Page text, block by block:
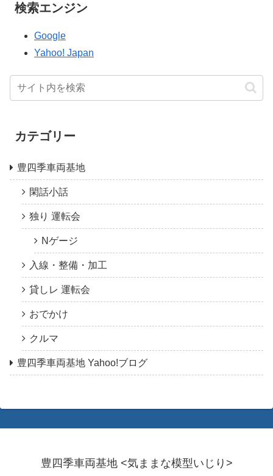
検索エンジン
Google
Yahoo! Japan
カテゴリー
豊四季車両基地
閑話小話
独り 運転会
Nゲージ
入線・整備・加工
貸しレ 運転会
おでかけ
クルマ
豊四季車両基地 Yahoo!ブログ
豊四季車両基地 <気ままな模型いじり>